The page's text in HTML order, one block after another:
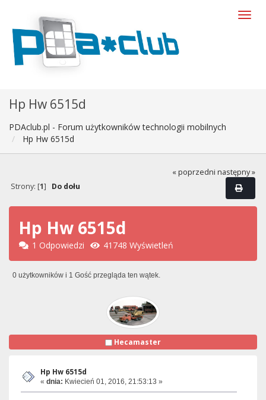
Hp Hw 6515d
PDAclub.pl - Forum użytkowników technologii mobilnych
Hp Hw 6515d
« poprzedni następny »
Strony: [1] Do dołu
Hp Hw 6515d
1 Odpowiedzi 41748 Wyświetleń
0 użytkowników i 1 Gość przegląda ten wątek.
Hecamaster
Hp Hw 6515d
« dnia: Kwiecień 01, 2016, 21:53:13 »